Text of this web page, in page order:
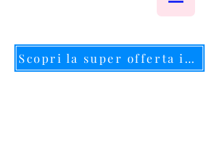
Scopri la super offerta in corso